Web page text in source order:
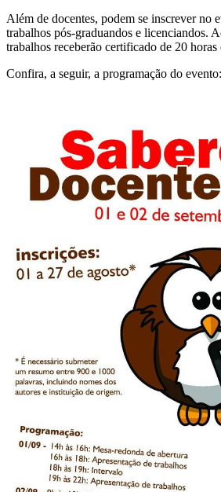
Além de docentes, podem se inscrever no
trabalhos pós-graduandos e licenciandos.
trabalhos receberão certificado de 20 horas
Confira, a seguir, a programação do evento: